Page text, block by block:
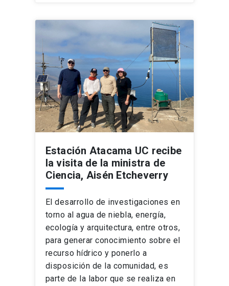
Estación Atacama UC recibe
la visita de la ministra de
Ciencia, Aisén Etcheverry
El desarrollo de investigaciones en
torno al agua de niebla, energía,
ecología y arquitectura, entre otros,
para generar conocimiento sobre el
recurso hídrico y ponerlo a
disposición de la comunidad, es
parte de la labor que se realiza en